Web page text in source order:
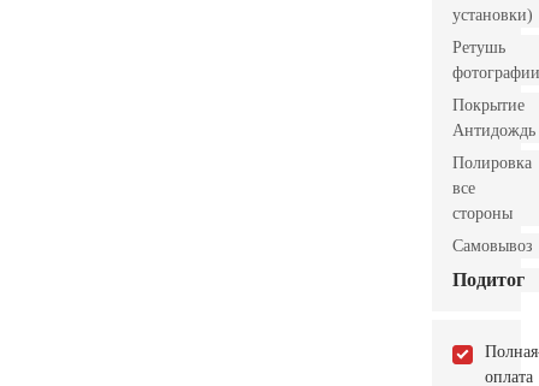
установки)
Ретушь
фотографии
Покрытие
Антидождь
Полировка
все
стороны
Самовывоз
Подитог
Полная
оплата